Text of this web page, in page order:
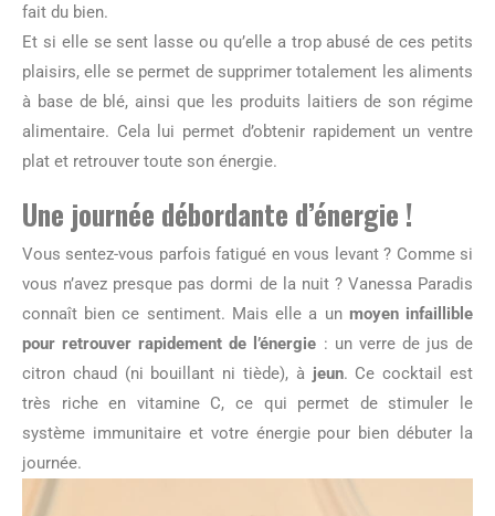
fait du bien.
Et si elle se sent lasse ou qu’elle a trop abusé de ces petits
plaisirs, elle se permet de supprimer totalement les aliments
à base de blé, ainsi que les produits laitiers de son régime
alimentaire. Cela lui permet d’obtenir rapidement un ventre
plat et retrouver toute son énergie.
Une journée débordante d’énergie !
Vous sentez-vous parfois fatigué en vous levant ? Comme si
vous n’avez presque pas dormi de la nuit ? Vanessa Paradis
connaît bien ce sentiment. Mais elle a un moyen infaillible
pour retrouver rapidement de l’énergie : un verre de jus de
citron chaud (ni bouillant ni tiède), à jeun. Ce cocktail est
très riche en vitamine C, ce qui permet de stimuler le
système immunitaire et votre énergie pour bien débuter la
journée.